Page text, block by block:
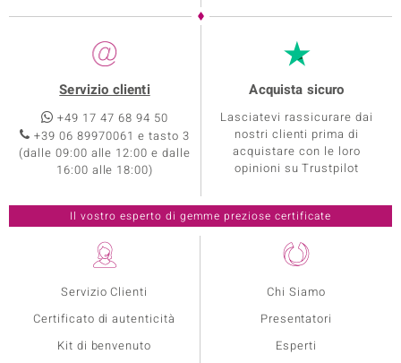
Servizio clienti
+49 17 47 68 94 50
+39 06 89970061 e tasto 3
(dalle 09:00 alle 12:00 e dalle
16:00 alle 18:00)
Acquista sicuro
Lasciatevi rassicurare dai
nostri clienti prima di
acquistare con le loro
opinioni su Trustpilot
Servizio Clienti
Certificato di autenticità
Kit di benvenuto
Chi Siamo
Presentatori
Esperti